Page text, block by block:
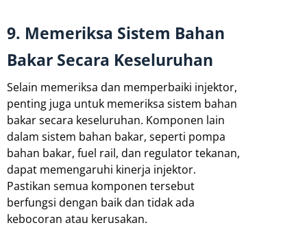
9. Memeriksa Sistem Bahan
Bakar Secara Keseluruhan
Selain memeriksa dan memperbaiki injektor,
penting juga untuk memeriksa sistem bahan
bakar secara keseluruhan. Komponen lain
dalam sistem bahan bakar, seperti pompa
bahan bakar, fuel rail, dan regulator tekanan,
dapat memengaruhi kinerja injektor.
Pastikan semua komponen tersebut
berfungsi dengan baik dan tidak ada
kebocoran atau kerusakan.